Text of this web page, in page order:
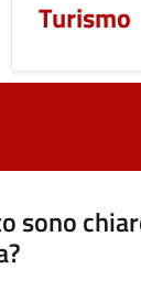
Turismo
sono